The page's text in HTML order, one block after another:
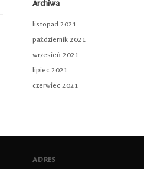
Archiwa
listopad 2021
październik 2021
wrzesień 2021
lipiec 2021
czerwiec 2021
ADRES